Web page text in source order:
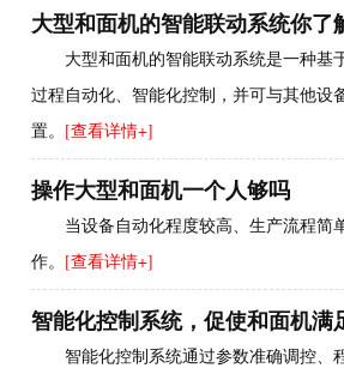
大型和面机的智能联动系统你了
大型和面机的智能联动系统是一种基
过程自动化、智能化控制，并可与其他设
置。 [查看详情+]
操作大型和面机一个人够吗
当设备自动化程度较高、生产流程简
作。 [查看详情+]
智能化控制系统，促使和面机满
智能化控制系统通过参数准确调控、